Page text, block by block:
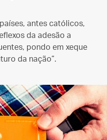
antes católicos,
da adesão a
pondo em xeque
da nação”.